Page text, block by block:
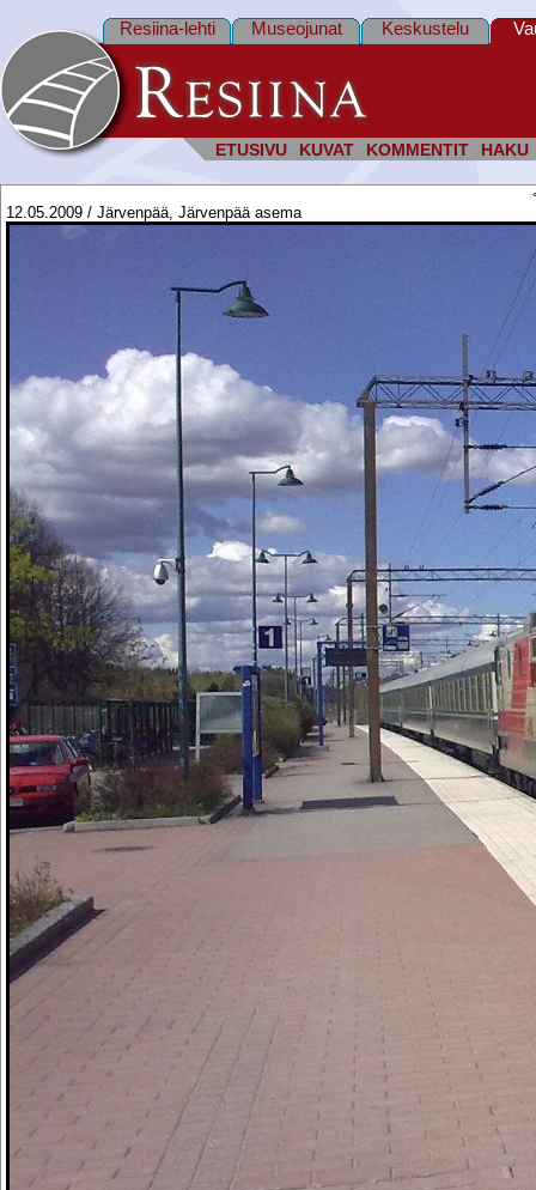
ETUSIVU KUVAT KOMMENTIT HAKU
Resiina-lehti Museojunat Keskustelu
12.05.2009 / Järvenpää, Järvenpää asema